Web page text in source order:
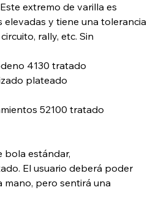
extremo de varilla es
elevadas y tiene una tolerancia
rally, etc. Sin
4130 tratado
plateado
52100 tratado
bola estándar,
El usuario deberá poder
pero sentirá una